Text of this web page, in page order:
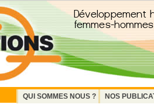
QUI SOMMES NOUS ?
NOS